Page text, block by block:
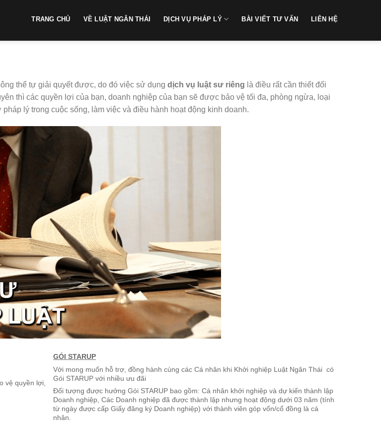
TRANG CHỦ VỀ LUẬT NGÂN THÁI DỊCH VỤ PHÁP LÝ BÀI VIẾT TƯ VẤN LIÊN HỆ
thể tự giải quyết được, do đó việc sử dụng dịch vụ luật sư riêng là điều rất cần thiết đối
thì các quyền lợi của bạn, doanh nghiệp của bạn sẽ được bảo vệ tối đa, phòng ngừa, loại
lý trong cuộc sống, làm việc và điều hành hoạt động kinh doanh.
vệ quyền lợi,
GÓI STARUP
Với mong muốn hỗ trợ, đồng hành cùng các Cá nhân khi Khởi nghiệp Luật Ngân Thái có
Gói STARUP với nhiều ưu đãi
Đối tượng được hưởng Gói STARUP bao gồm: Cá nhân khởi nghiệp và dự kiến thành lập
Doanh nghiệp, Các Doanh nghiệp đã được thành lập nhưng hoạt động dưới 03 năm (tính
từ ngày được cấp Giấy đăng ký Doanh nghiệp) với thành viên góp vốn/cổ đồng là cá
nhân.